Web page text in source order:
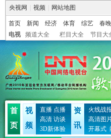
央视网 视频 网站地图
首页 新闻 经济 体育 综艺 春晚
电视
频道大全 栏目大全 节目大
首
页
视
频
直播 点播
高清 访谈
3D新体验
资
讯
火线战
高清图
开幕式